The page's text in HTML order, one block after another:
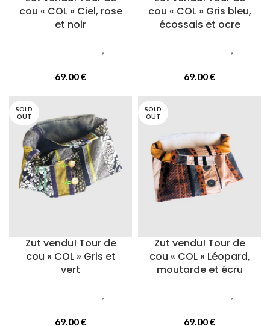
cou « COL » Ciel, rose
et noir
,
69.00€
cou « COL » Gris bleu,
écossais et ocre
,
69.00€
SOLD
OUT
Zut vendu! Tour de
cou « COL » Gris et
vert
,
69.00€
SOLD
OUT
Zut vendu! Tour de
cou « COL » Léopard,
moutarde et écru
,
69.00€